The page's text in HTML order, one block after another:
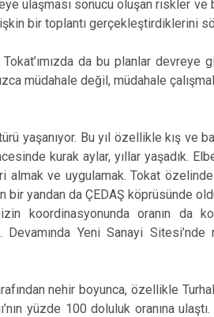
ulaşması sonucu oluşan riskler
bir toplantı gerçekleştirdiklerini
da bu planlar devreye
müdahale değil, müdahale
yaşanıyor. Bu yıl özellikle kış ve
kurak aylar, yıllar yaşadık.
almak ve uygulamak. Tokat
bir yandan da ÇEDAŞ köprüsünde
koordinasyonunda oranın da
Yeni Sanayi
nehir boyunca, özellikle
yüzde 100 doluluk oranına